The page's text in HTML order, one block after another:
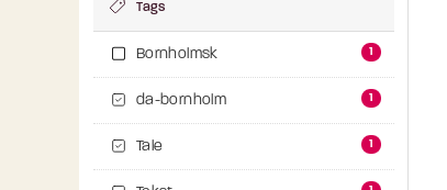
Tags
Bornholmsk 1
da-bornholm 1
Tale 1